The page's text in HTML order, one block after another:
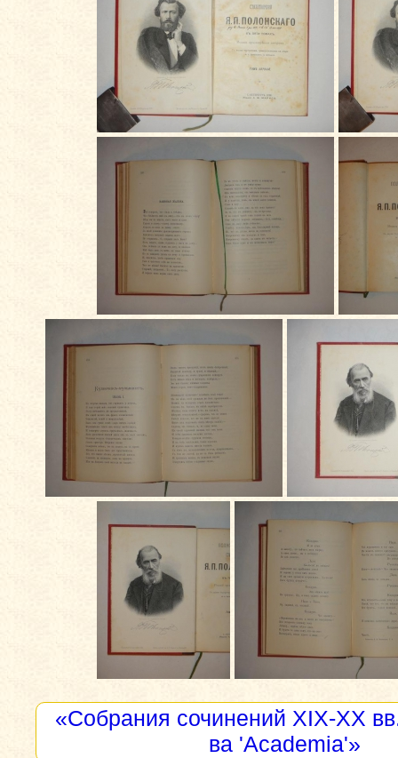
«Собрания сочинений XIX-XX
ва 'Academia'»